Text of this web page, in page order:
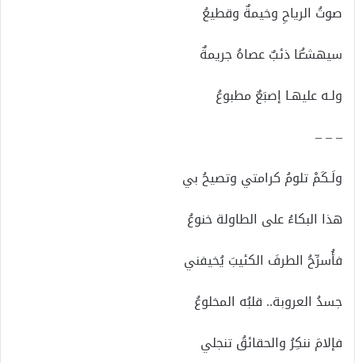
صوتُ الرياحِ وخيمةٌ وقطيعُ
سيهشـُّنا ذئبٌ عصاهُ جريمةٌ
ولـه عليهـا إصبَعٌ مطبوعُ
– – –
ولَـكَمْ تلومُ كرامتي وتصيحُ بي
هذا البكاءُ على الطاولة خنوعُ
فأُسرِّحُ الطرفَ الكئيبَ يُخيفني
جسدُ العروبة.. قلبُه المخلوعُ
فإلامَ ننكِرُ والحقائقُ تنجلي